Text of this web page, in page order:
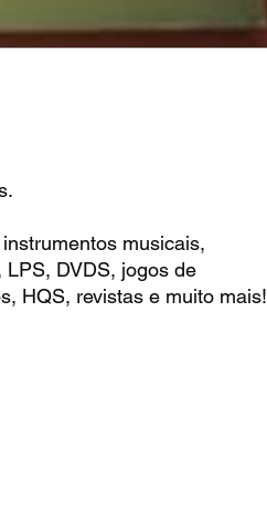
musicais,
DVDS, jogos de
HQS, revistas e muito mais!